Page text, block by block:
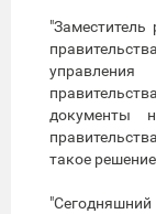
"Заместитель
документы
такое